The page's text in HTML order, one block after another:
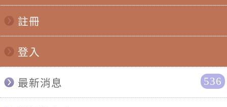
註冊
登入
536
最新消息